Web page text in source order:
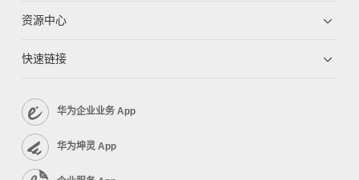
资源中心
快速链接
华为企业业务 App
华为坤灵 App